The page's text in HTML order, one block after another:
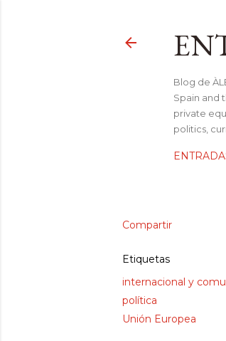
Blog de
Spain and
private
politics,
Compartir
Etiquetas
internacional y
política
Unión Europea